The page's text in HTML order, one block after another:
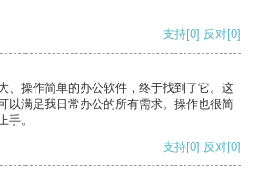
支持[0] 反对[0]
、操作简单的办公软件，终于找到了它。这
以满足我日常办公的所有需求。操作也很简
手。
支持[0] 反对[0]